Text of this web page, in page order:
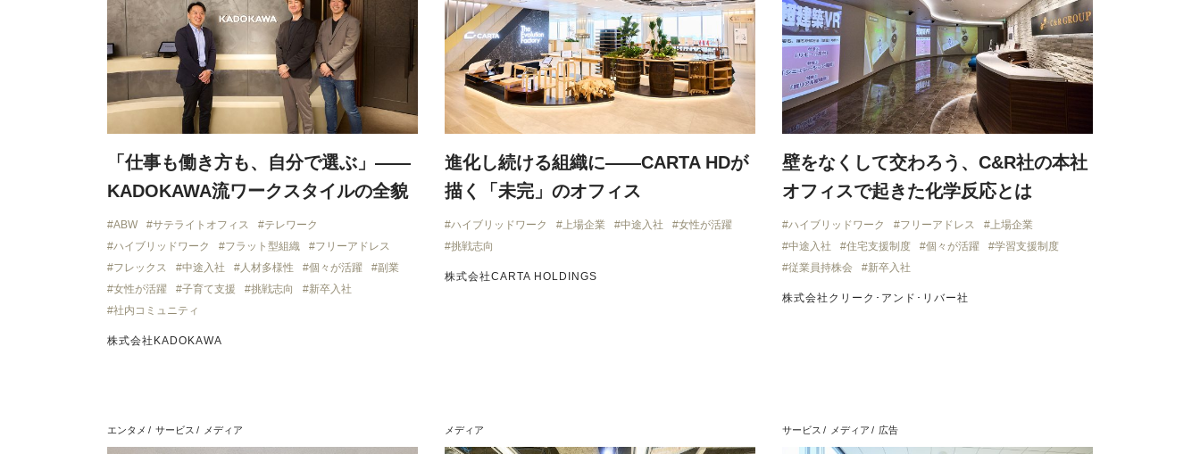
「仕事も働き方も、自分で選ぶ」——
KADOKAWA流ワークスタイルの全貌
ABW サテライトオフィス
テレワーク
ハイブリッドワーク
フラット型組織
フリーアドレス
フレックス
中途入社 人材多様性 個々が活躍
副業
女性が活躍
子育て支援 挑戦志向
新卒入社
社内コミュニティ
株式会社KADOKAWA
進化し続ける組織に——CARTA HDが
描く「未完」のオフィス
ハイブリッドワーク 上場企業 中途入社
女性が活躍
挑戦志向
株式会社CARTA HOLDINGS
壁をなくして交わろう、C&R社の本社
オフィスで起きた化学反応とは
ハイブリッドワーク フリーアドレス
上場企業
中途入社
住宅支援制度 個々が活躍
学習支援制度
従業員持株会
新卒入社
株式会社クリーク･アンド･リバー社
エンタメ サービス メディア メディア サービス メディア 広告